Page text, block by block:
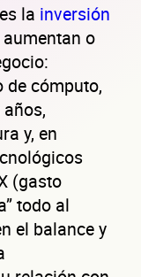
la inversión
o
de cómputo,
y, en
(gasto
todo al
el balance y